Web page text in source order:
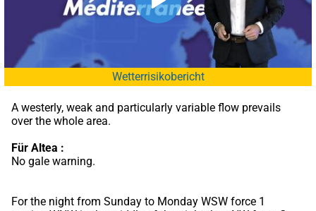
Wetterrisikobericht
A westerly, weak and particularly variable flow prevails
over the whole area.
Für Altea :
No gale warning.
For the night from Sunday to Monday WSW force 1